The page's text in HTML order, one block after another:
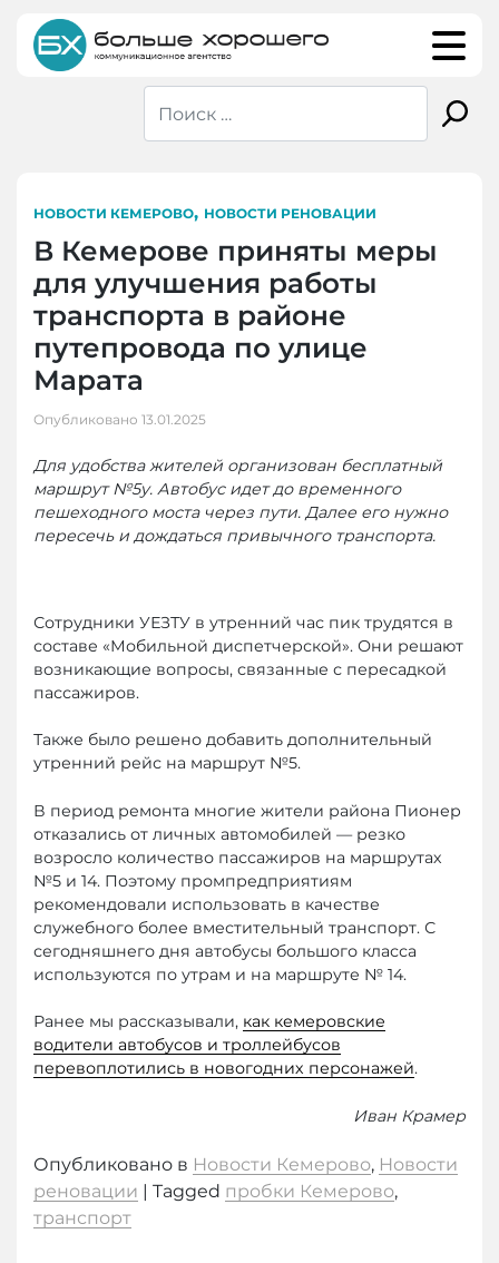
content
НОВОСТИ КЕМЕРОВО, НОВОСТИ РЕНОВАЦИИ
В Кемерове приняты меры
для улучшения работы
транспорта в районе
путепровода по улице
Марата
Опубликовано 13.01.2025
Для удобства жителей организован бесплатный
маршрут №5у. Автобус идет до временного
пешеходного моста через пути. Далее его нужно
пересечь и дождаться привычного транспорта.
Сотрудники УЕЗТУ в утренний час пик трудятся в
составе «Мобильной диспетчерской». Они решают
возникающие вопросы, связанные с пересадкой
пассажиров.
Также было решено добавить дополнительный
утренний рейс на маршрут №5.
В период ремонта многие жители района Пионер
отказались от личных автомобилей — резко
возросло количество пассажиров на маршрутах
№5 и 14. Поэтому промпредприятиям
рекомендовали использовать в качестве
служебного более вместительный транспорт. С
сегодняшнего дня автобусы большого класса
используются по утрам и на маршруте № 14.
Ранее мы рассказывали, как кемеровские
водители автобусов и троллейбусов
перевоплотились в новогодних персонажей.
Иван Крамер
Опубликовано в Новости Кемерово, Новости
реновации | Tagged пробки Кемерово,
транспорт